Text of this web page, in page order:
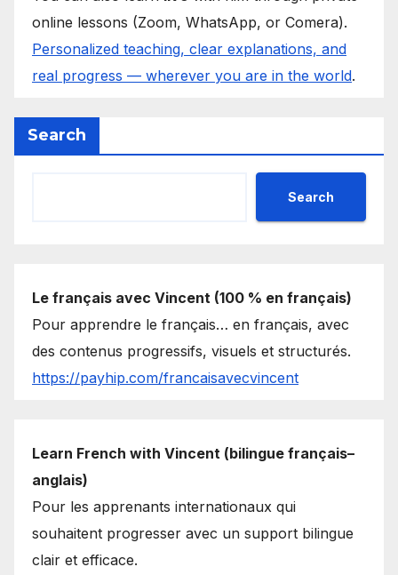
online lessons (Zoom, WhatsApp, or Comera).
Personalized teaching, clear explanations, and
real progress — wherever you are in the world.
Search
Search
Le français avec Vincent (100 % en français)
Pour apprendre le français… en français, avec
des contenus progressifs, visuels et structurés.
https://payhip.com/francaisavecvincent
Learn French with Vincent (bilingue français–
anglais)
Pour les apprenants internationaux qui
souhaitent progresser avec un support bilingue
clair et efficace.